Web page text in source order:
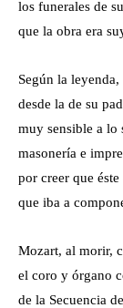
los funerales de
que la obra era
Según la
desde la de su
muy sensible a lo
masonería e
por creer que
que iba a
Mozart, al morir,
el coro y órgano
de la Secuencia